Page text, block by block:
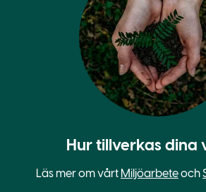
Hur tillverkas dina
Läs mer om vårt Miljöarbeteoch